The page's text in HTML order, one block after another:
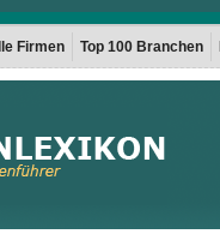
Firmen Top 100 Branchen